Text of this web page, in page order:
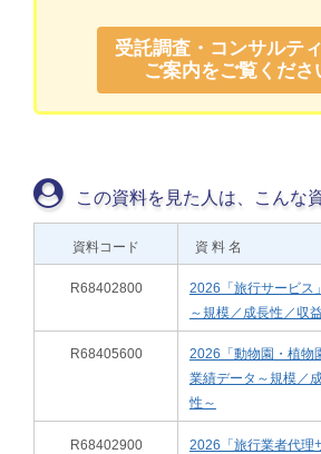
受託調査・コンサルテ
ご案内をご覧くださ
この資料を見た人は、こんな
資料コード 資 料 名
R68402800
2026「旅行サービス
～規模／成長性／収
R68405600
2026「動物園・植物
業績データ～規模／
性～
R68402900
2026「旅行業者代理